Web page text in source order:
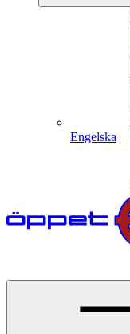
Engelska